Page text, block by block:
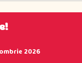
2026